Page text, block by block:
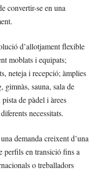
convertir-se en una
d’allotjament flexible
moblats i equipats;
neteja i recepció; àmplies
gimnàs, sauna, sala de
de pàdel i àrees
necessitats.
demanda creixent d’una
perfils en transició fins a
o treballadors